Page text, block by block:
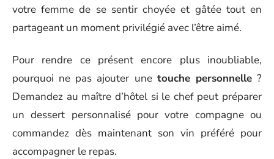
votre femme de se sentir choyée et gâtée tout en
partageant un moment privilégié avec l’être aimé.
Pour rendre ce présent encore plus inoubliable,
pourquoi ne pas ajouter une touche personnelle?
Demandez au maître d’hôtel si le chef peut préparer
un dessert personnalisé pour votre compagne ou
commandez dès maintenant son vin préféré pour
accompagner le repas.